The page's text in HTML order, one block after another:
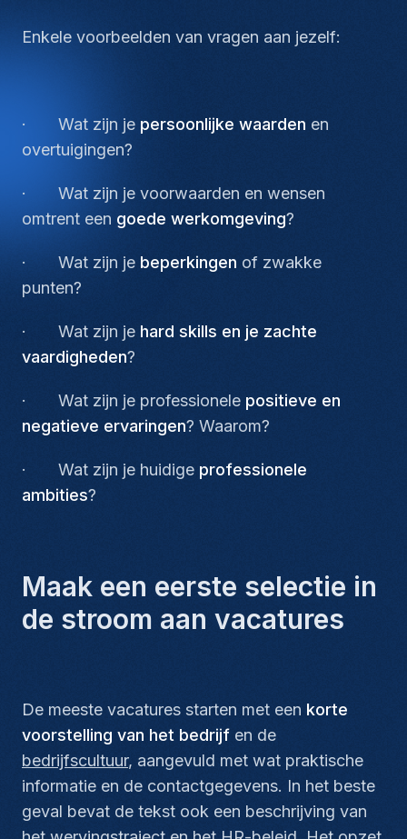
Enkele voorbeelden van vragen aan jezelf:
· Wat zijn je persoonlijke waarden en
overtuigingen?
· Wat zijn je voorwaarden en wensen
omtrent een goede werkomgeving?
· Wat zijn je beperkingen of zwakke
punten?
· Wat zijn je hard skills en je zachte
vaardigheden?
· Wat zijn je professionele positieve en
negatieve ervaringen? Waarom?
· Wat zijn je huidige professionele
ambities?
Maak een eerste selectie in
de stroom aan vacatures
De meeste vacatures starten met een korte
voorstelling van het bedrijf en de
bedrijfscultuur, aangevuld met wat praktische
informatie en de contactgegevens. In het beste
geval bevat de tekst ook een beschrijving van